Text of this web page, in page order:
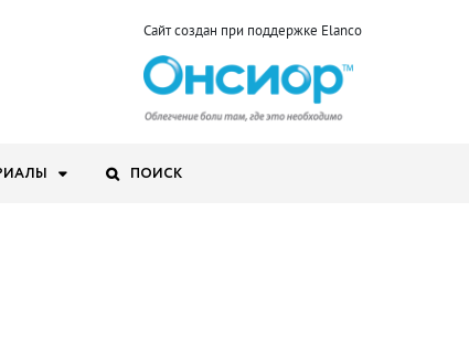
Сайт создан при поддержке Elanco
ПОИСК